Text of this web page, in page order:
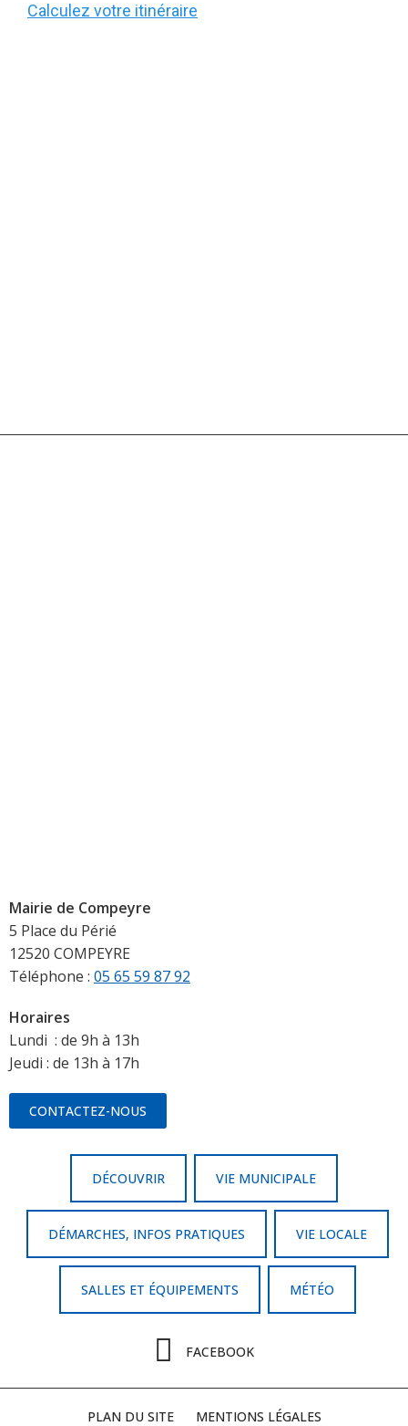
Calculez votre itinéraire
Mairie de Compeyre
5 Place du Périé
12520 COMPEYRE
Téléphone : 05 65 59 87 92
Horaires
Lundi : de 9h à 13h
Jeudi : de 13h à 17h
CONTACTEZ-NOUS
DÉCOUVRIR VIE MUNICIPALE
DÉMARCHES, INFOS PRATIQUES VIE LOCALE
SALLES ET ÉQUIPEMENTS MÉTÉO
FACEBOOK
PLAN DU SITE MENTIONS LÉGALES